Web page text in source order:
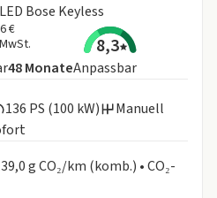
Bose Keyless
€
8,3
Laufzeit
48MonateAnpassbar
136 PS (100 kW)
Manuell
g CO₂/km (komb.) • CO₂-